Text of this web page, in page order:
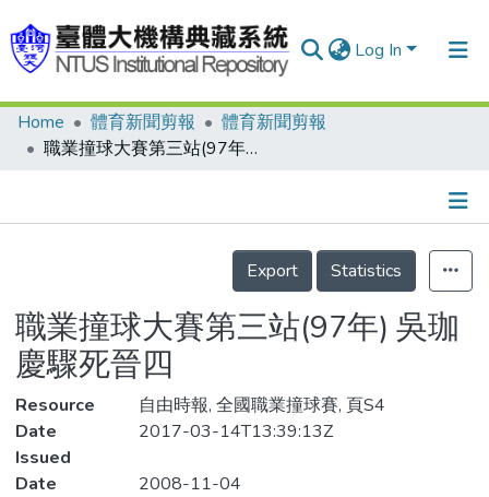
Log In
Communities & Collections
Statistics
Home 體育新聞剪報
體育新聞剪報
職業撞球大賽第三站(97年) 吳珈慶驟死晉四
Details
Export
Statistics
職業撞球大賽第三站(97年) 吳珈
慶驟死晉四
Resource
自由時報, 全國職業撞球賽, 頁S4
Date
Issued
2017-03-14T13:39:13Z
Date
2008-11-04